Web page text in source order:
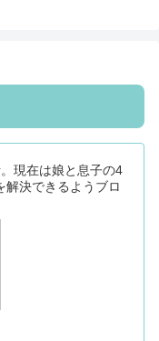
現在は娘と息子の4
解決できるようブロ